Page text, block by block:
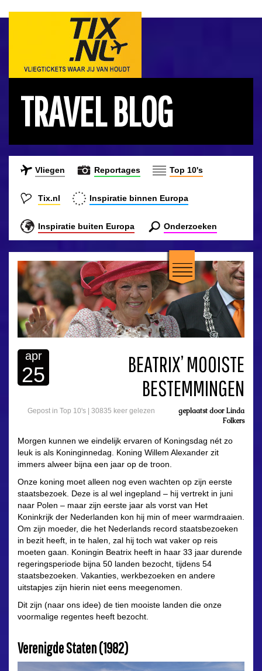
TRAVEL BLOG
Vliegen Reportages Top 10's
Tix.nl Inspiratie binnen Europa
Inspiratie buiten Europa Onderzoeken
apr
25
BEATRIX’ MOOISTE
BESTEMMINGEN
Gepost in Top 10's 30835 keer gelezen geplaatst doorLinda
Folkers
Morgen kunnen we eindelijk ervaren of Koningsdag nét zo
leuk is als Koninginnedag. Koning Willem Alexander zit
immers alweer bijna een jaar op de troon.
Onze koning moet alleen nog even wachten op zijn eerste
staatsbezoek. Deze is al wel ingepland – hij vertrekt in juni
naar Polen – maar zijn eerste jaar als vorst van Het
Koninkrijk der Nederlanden kon hij min of meer warmdraaien.
Om zijn moeder, die het Nederlands record staatsbezoeken
in bezit heeft, in te halen, zal hij toch wat vaker op reis
moeten gaan. Koningin Beatrix heeft in haar 33 jaar durende
regeringsperiode bijna 50 landen bezocht, tijdens 54
staatsbezoeken. Vakanties, werkbezoeken en andere
uitstapjes zijn hierin niet eens meegenomen.
Dit zijn (naar ons idee) de tien mooiste landen die onze
voormalige regentes heeft bezocht.
Verenigde Staten (1982)